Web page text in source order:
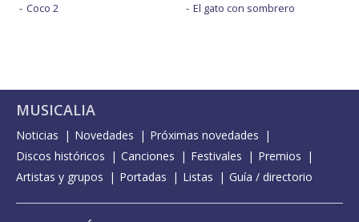
Coco 2
El gato con sombrero
MUSICALIA
Noticias Novedades
Próximas novedades
Discos históricos
Canciones Festivales
Premios
Artistas y grupos
Portadas Listas Guía / directorio